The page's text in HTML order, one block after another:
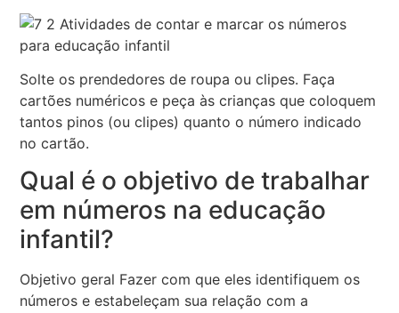
Solte os prendedores de roupa ou clipes. Faça
cartões numéricos e peça às crianças que coloquem
tantos pinos (ou clipes) quanto o número indicado
no cartão.
Qual é o objetivo de trabalhar
em números na educação
infantil?
Objetivo geral Fazer com que eles identifiquem os
números e estabeleçam sua relação com a